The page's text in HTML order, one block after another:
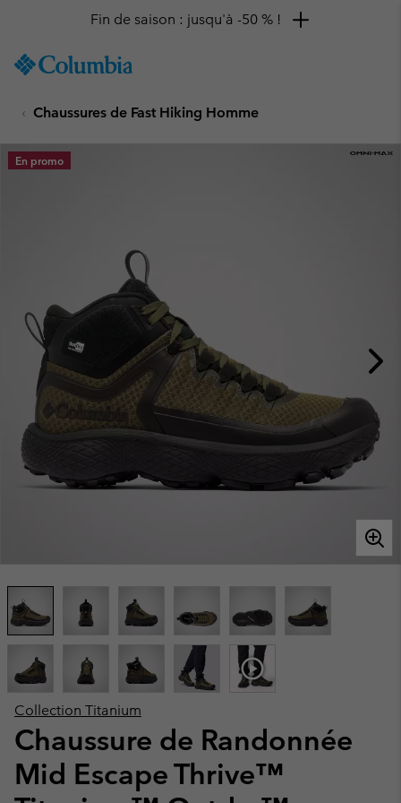
TO
SKIP
MAIN
NAV
Fin de saison : jusqu'à -50 % !
Chaussures de Fast Hiking Homme
Collection Titanium
Chaussure de Randonnée
Mid Escape Thrive™
En promo